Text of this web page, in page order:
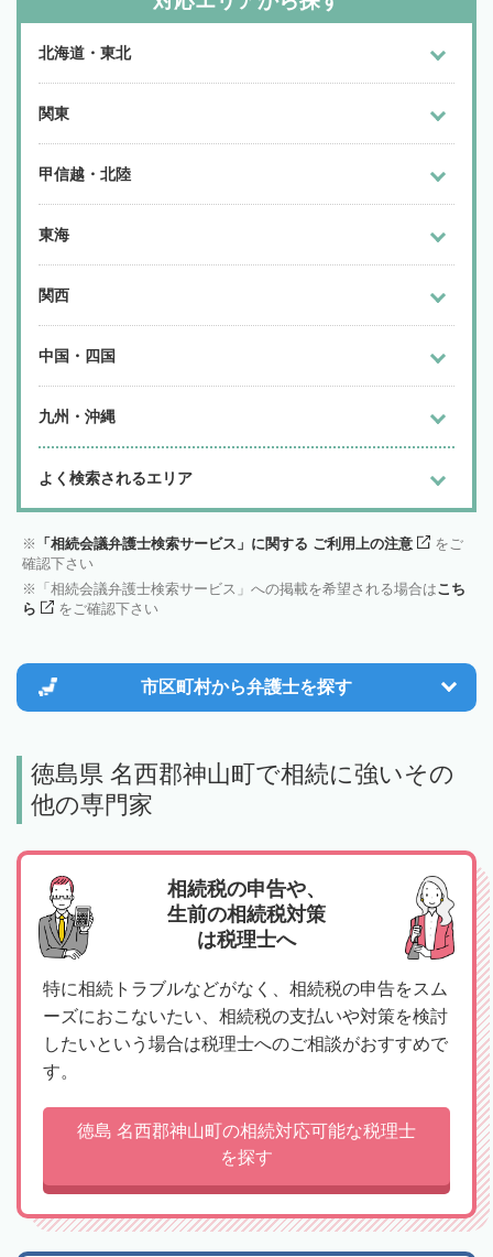
北海道・東北
関東
甲信越・北陸
東海
関西
中国・四国
九州・沖縄
よく検索されるエリア
「相続会議弁護士検索サービス」に関する ご利用上の注意
をご
確認下さい
「相続会議弁護士検索サービス」への掲載を希望される場合はこち
ら
をご確認下さい
市区町村から弁護士を探す
徳島県 名西郡神山町で相続に強いその
他の専門家
相続税の申告や、
生前の相続税対策
は税理士へ
特に相続トラブルなどがなく、相続税の申告をスム
ーズにおこないたい、相続税の支払いや対策を検討
したいという場合は税理士へのご相談がおすすめで
す。
徳島 名西郡神山町の相続対応可能な税理士
を探す